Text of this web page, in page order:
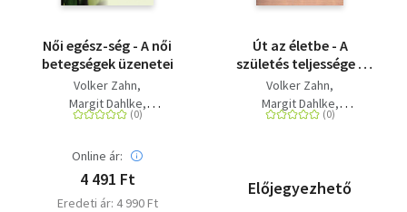
Női egész-ség - A női
betegségek üzenetei
Volker Zahn
Margit Dahlke
Rüdiger Dahlke
Online ár:
4 491 Ft
Eredeti ár: 4 990 Ft
Út az életbe - A
születés teljessége -
Várandósságról és
születésről -
holisztikus szemmel
Volker Zahn
Margit Dahlke
Rüdiger Dahlke
Előjegyezhető